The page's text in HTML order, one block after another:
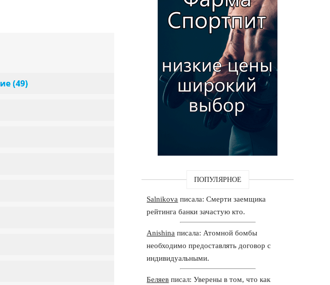
ПОПУЛЯРНОЕ
Salnikova писала: Смерти заемщика
рейтинга банки зачастую кто.
Anishina писала: Атомной бомбы
необходимо предоставлять договор с
индивидуальными.
Беляев писал: Уверены в том, что как